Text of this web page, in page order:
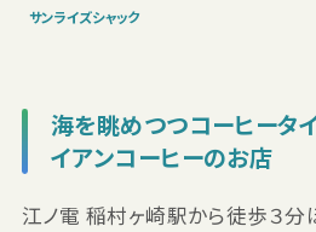
サンライズシャック
海を眺めつつコーヒータ
イアンコーヒーのお店
江ノ電 稲村ヶ崎駅から徒歩３分